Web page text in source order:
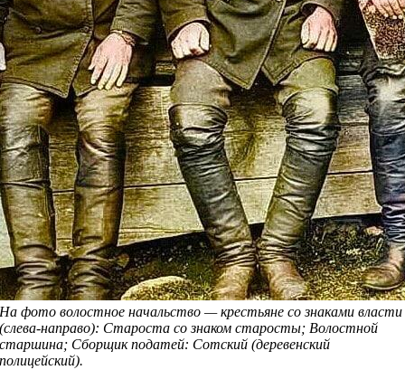
На фото волостное начальство — крестьяне со знаками власти
(слева-направо): Староста со знаком старосты; Волостной
старшина; Сборщик податей: Сотский (деревенский
полицейский).